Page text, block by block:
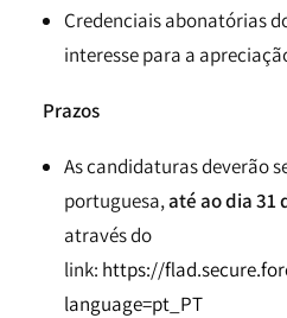
Credenciais abonatórias
interesse para a
Prazos
As candidaturas deverão
portuguesa,até ao dia 31
através do
link: https://
language=pt_PT